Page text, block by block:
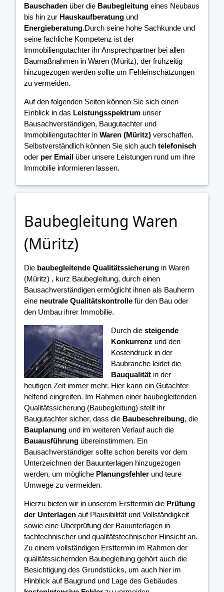
Bauschaden über die Baubegleitung eines Neubaus
bis hin zur Hauskaufberatung und
Energieberatung.Durch seine hohe Sachkunde und
seine fachliche Kompetenz ist der
Immobiliengutachter ihr Ansprechpartner bei allen
Baumaßnahmen in Waren (Müritz), der frühzeitig
hinzugezogen werden sollte um Fehleinschätzungen
zu vermeiden.
Auf den folgenden Seiten können Sie sich einen
Einblick in das Leistungsspektrum unser
Bausachverständigen, Baugutachter und
Immobiliengutachter in Waren (Müritz) verschaffen.
Selbstverständlich können Sie sich auch telefonisch
oder per Email über unsere Leistungen rund um ihre
Immobilie informieren lassen.
Baubegleitung Waren
(Müritz)
Die baubegleitende Qualitätssicherung in Waren
(Müritz) , kurz Baubegleitung, durch einen
Bausachverständigen ermöglicht ihnen als Bauherrn
eine neutrale Qualitätskontrolle für den Bau oder
den Umbau ihrer Immobilie.
Durch diesteigende
Konkurrenz und den
Kostendruck in der
Baubranche leidet die
Bauqualität in der
heutigen Zeit immer mehr. Hier kann ein Gutachter
helfend eingreifen. Im Rahmen einer baubegleitenden
Qualitätssicherung (Baubegleitung) stellt ihr
Baugutachter sicher, dass die Baubeschreibung, die
Bauplanung und im weiteren Verlauf auch die
Bauausführung übereinstimmen. Ein
Bausachverständiger sollte schon bereits vor dem
Unterzeichnen der Bauunterlagen hinzugezogen
werden, um mögliche Planungsfehler und teure
Umwege zu vermeiden.
Hierzu bieten wir in unserem Ersttermin die Prüfung
der Unterlagen auf Plausibilität und Vollständigkeit
sowie eine Überprüfung der Bauunterlagen in
fachtechnischer und qualitätstechnischer Hinsicht an.
Zu einem vollständigen Ersttermin im Rahmen der
qualitätssichernden Baubegleitung gehört auch die
Besichtigung des Grundstücks, um auch hier im
Hinblick auf Baugrund und Lage des Gebäudes